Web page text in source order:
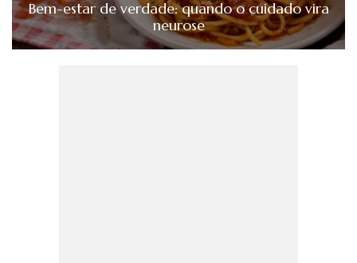
Bem-estar de verdade: quando o cuidado vira
neurose